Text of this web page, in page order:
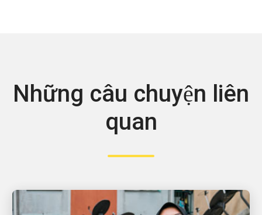
Những câu chuyện liên
quan